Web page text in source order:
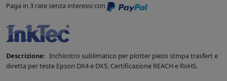
Paga in 3 rate senza interessi con
Descrizione: Inchiostro sublimatico per plotter piezo stmpa trasfert e
diretta per teste Epson DX4 e DX5. Certificazione REACH e RoHS.